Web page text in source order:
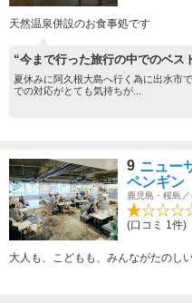
天然温泉併設のお食事処です
“今まで行った旅行の中でのベス
夏休みに阿久根大島へ行く為に出水市
での対応がとても気持ちが...
9 ニュー
ペンギン
鹿児島・桜島
(口コミ 1件)
大人も、こどもも、みんながたのし